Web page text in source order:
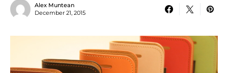
Alex Muntean
December 21, 2015